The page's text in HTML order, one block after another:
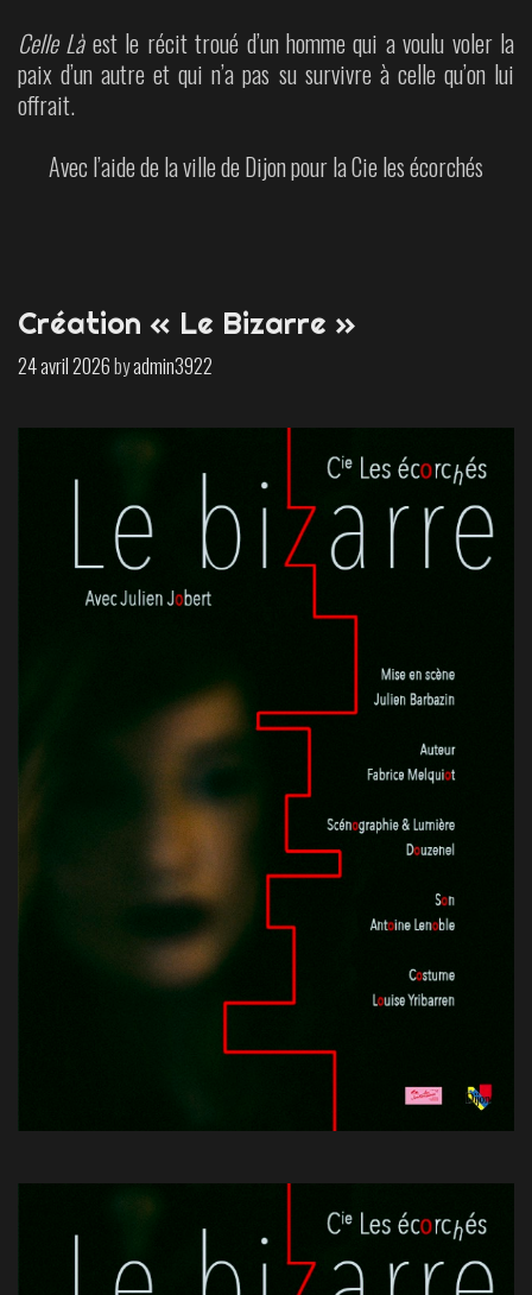
Celle Làest le récit troué d’un homme qui a voulu voler la
paix d’un autre et qui n’a pas su survivre à celle qu’on lui
offrait.
Avec l’aide de la ville de Dijon pour la Cie les écorchés
Création « Le Bizarre »
24 avril 2026byadmin3922